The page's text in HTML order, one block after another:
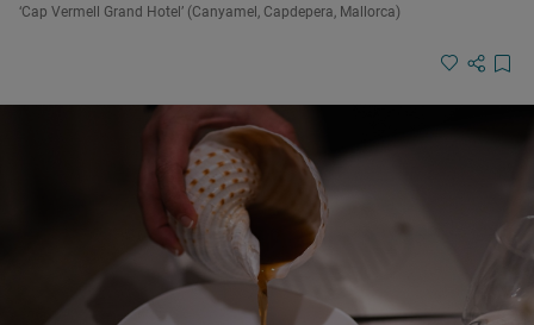
‘Cap Vermell Grand Hotel’ (Canyamel, Capdepera, Mallorca)